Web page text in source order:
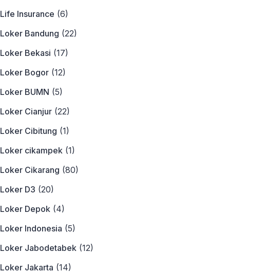
Life Insurance (6)
Loker Bandung (22)
Loker Bekasi (17)
Loker Bogor (12)
Loker BUMN (5)
Loker Cianjur (22)
Loker Cibitung (1)
Loker cikampek (1)
Loker Cikarang (80)
Loker D3 (20)
Loker Depok (4)
Loker Indonesia (5)
Loker Jabodetabek (12)
Loker Jakarta (14)